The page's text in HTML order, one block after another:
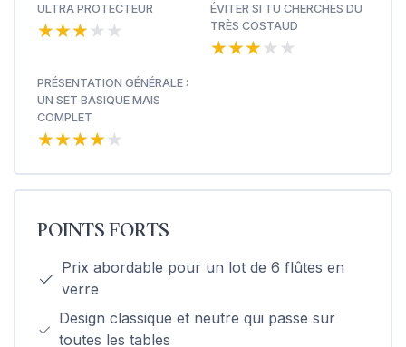
ULTRA PROTECTEUR
★★★★★
★★★★★
ÉVITER SI TU CHERCHES DU
TRÈS COSTAUD
★★★★★
★★★★★
PRÉSENTATION GÉNÉRALE :
UN SET BASIQUE MAIS
COMPLET
★★★★★
★★★★★
POINTS FORTS
Prix abordable pour un lot de 6 flûtes en
verre
Design classique et neutre qui passe sur
toutes les tables